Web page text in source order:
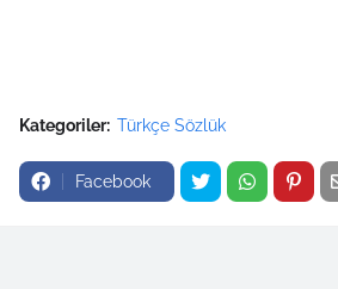
Kategoriler: Türkçe Sözlük
Facebook